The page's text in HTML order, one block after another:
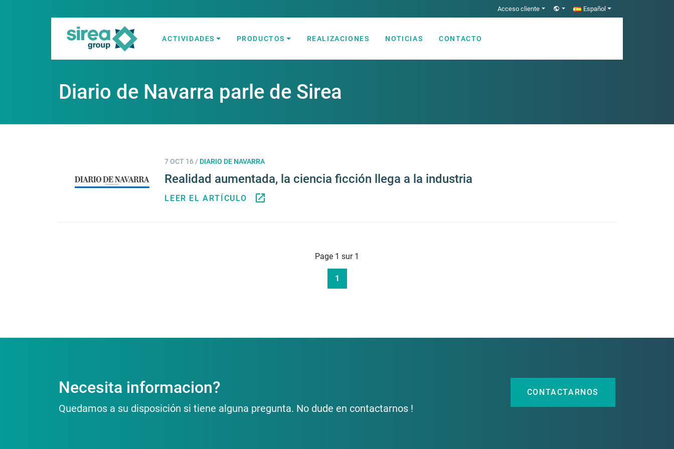
Acceso cliente Español
ACTIVIDADES PRODUCTOS REALIZACIONES NOTICIAS CONTACTO
Diario de Navarra parle de Sirea
7 OCT 16/ DIARIO DE NAVARRA
Realidad aumentada, la ciencia ficción llega a la industria
LEER EL ARTÍCULO
Page 1 sur 1
1
Necesita informacion?
Quedamos a su disposición si tiene alguna pregunta. No dude en contactarnos !
CONTACTARNOS